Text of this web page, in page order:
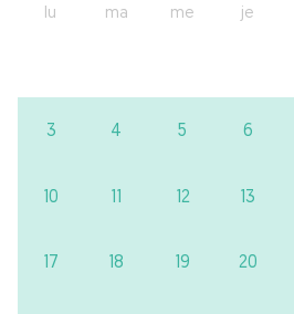
lu ma me je
3 4 5 6
10 11 12 13
17 18 19 20